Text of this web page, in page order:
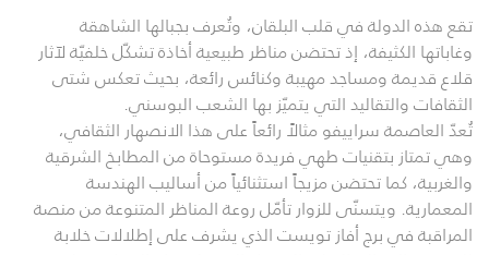
تقع هذه الدولة في قلب البلقان، وتُعرف بجبالها الشاهقة
وغاباتها الكثيفة، إذ تحتضن مناظر طبيعية أخاذة تشكّل خلفيّة لآثار
قلاع قديمة ومساجد مهيبة وكنائس رائعة، بحيث تعكس شتى
الثقافات والتقاليد التي يتميّز بها الشعب البوسني.
تُعدّ العاصمة سراييفو مثالاً رائعاً على هذا الانصهار الثقافي،
وهي تمتاز بتقنيات طهي فريدة مستوحاة من المطابخ الشرقية
والغربية، كما تحتضن مزيجاً استثنائياً من أساليب الهندسة
المعمارية. ويتسنّى للزوار تأمّل روعة المناظر المتنوعة من منصة
المراقبة في برج أفاز تويست الذي يشرف على إطلالات خلابة